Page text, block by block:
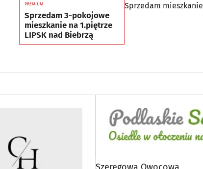
PREMIUM
Sprzedam 3-pokojowe
mieszkanie na 1.piętrze
LIPSK nad Biebrzą
Sprzedam mieszkanie